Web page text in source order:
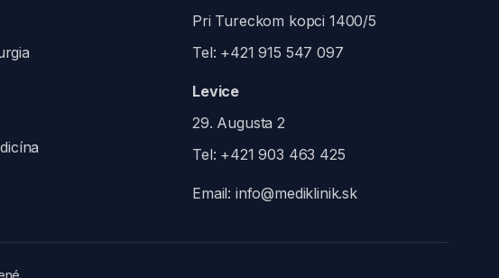
Pri Tureckom kopci 1400/5
Tel: +421 915 547 097
Levice
29. Augusta 2
Tel: +421 903 463 425
Email: info@mediklinik.sk